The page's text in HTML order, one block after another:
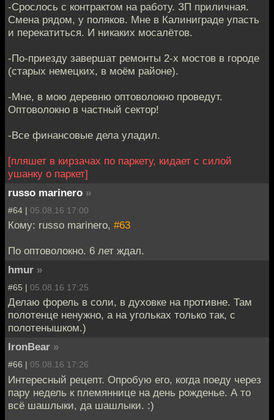
-Срослось с контрактом на работу. ЗП приличная.
Смена рядом, у поляков. Мне в Калиниграде упасть
и перекатиться. И никаких мосалётов.
-По-приезду завершат ремонты 2-х мостов в городе
(старых немецких, в моём районе).
-Мне, в мою деревню оптоволокно проведут.
Оптоволокно в частный сектор!
-Все финансовые дела уладил.
[пляшет в кирзачах по паркету, кидает с силой
ушанку о паркет]
russo marinero »
#64 | 05.08.16 17:00
Кому: russo marinero, #63
По оптоволокно. 6 лет ждал.
hmur »
#65 | 05.08.16 17:25
Делаю форель в соли, в духовке на противне. Там
полотенце ненужно, а на угольках только так, с
полотенышком.)
IronBear »
#66 | 05.08.16 17:26
Интересный рецепт. Опробую его, когда поеду через
пару недель к племяннице на день рожденье. А то
всё шашлыки, да шашлыки. :)